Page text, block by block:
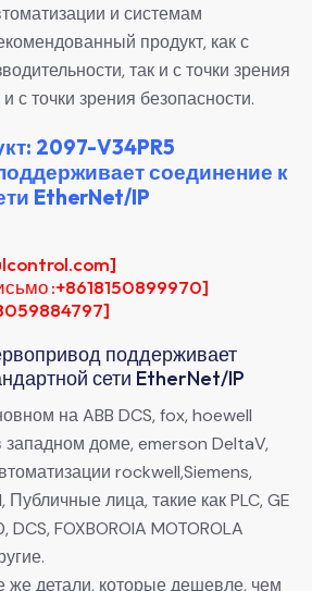
и системам
продукт, как с
так и с точки зрения
с точки зрения безопасности.
2097-V34PR5
соединение к
EtherNet/IP
:+8618150899970]
поддерживает
сети EtherNet/IP
на ABB DCS, fox, hoewell
западном доме, emerson DeltaV,
rockwell,Siemens,
лица, такие как PLC, GE
FOXBOROIA MOTOROLA
же детали, которые дешевле, чем